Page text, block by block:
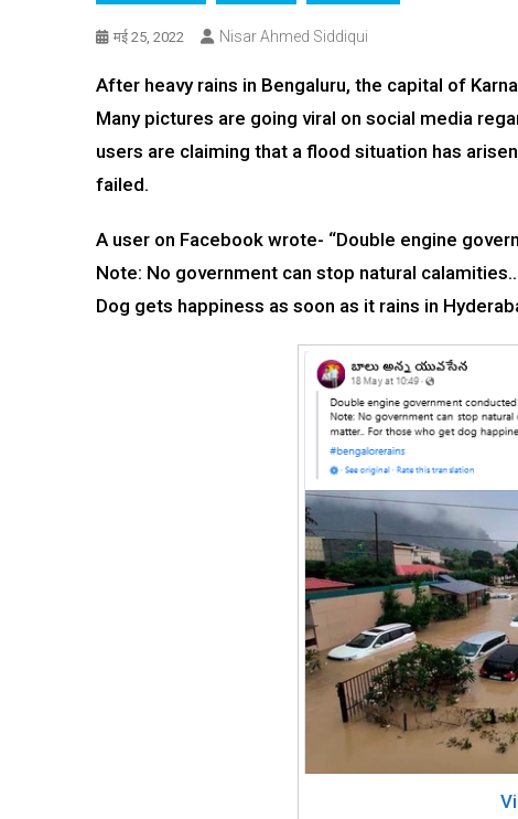
मई 25, 2022 Nisar Ahmed Siddiqui
After heavy rains in Bengaluru, the capital of
Many pictures are going viral on social media
users are claiming that a flood situation has
failed.
A user on Facebook wrote- “Double engine
Note: No government can stop natural
Dog gets happiness as soon as it rains in